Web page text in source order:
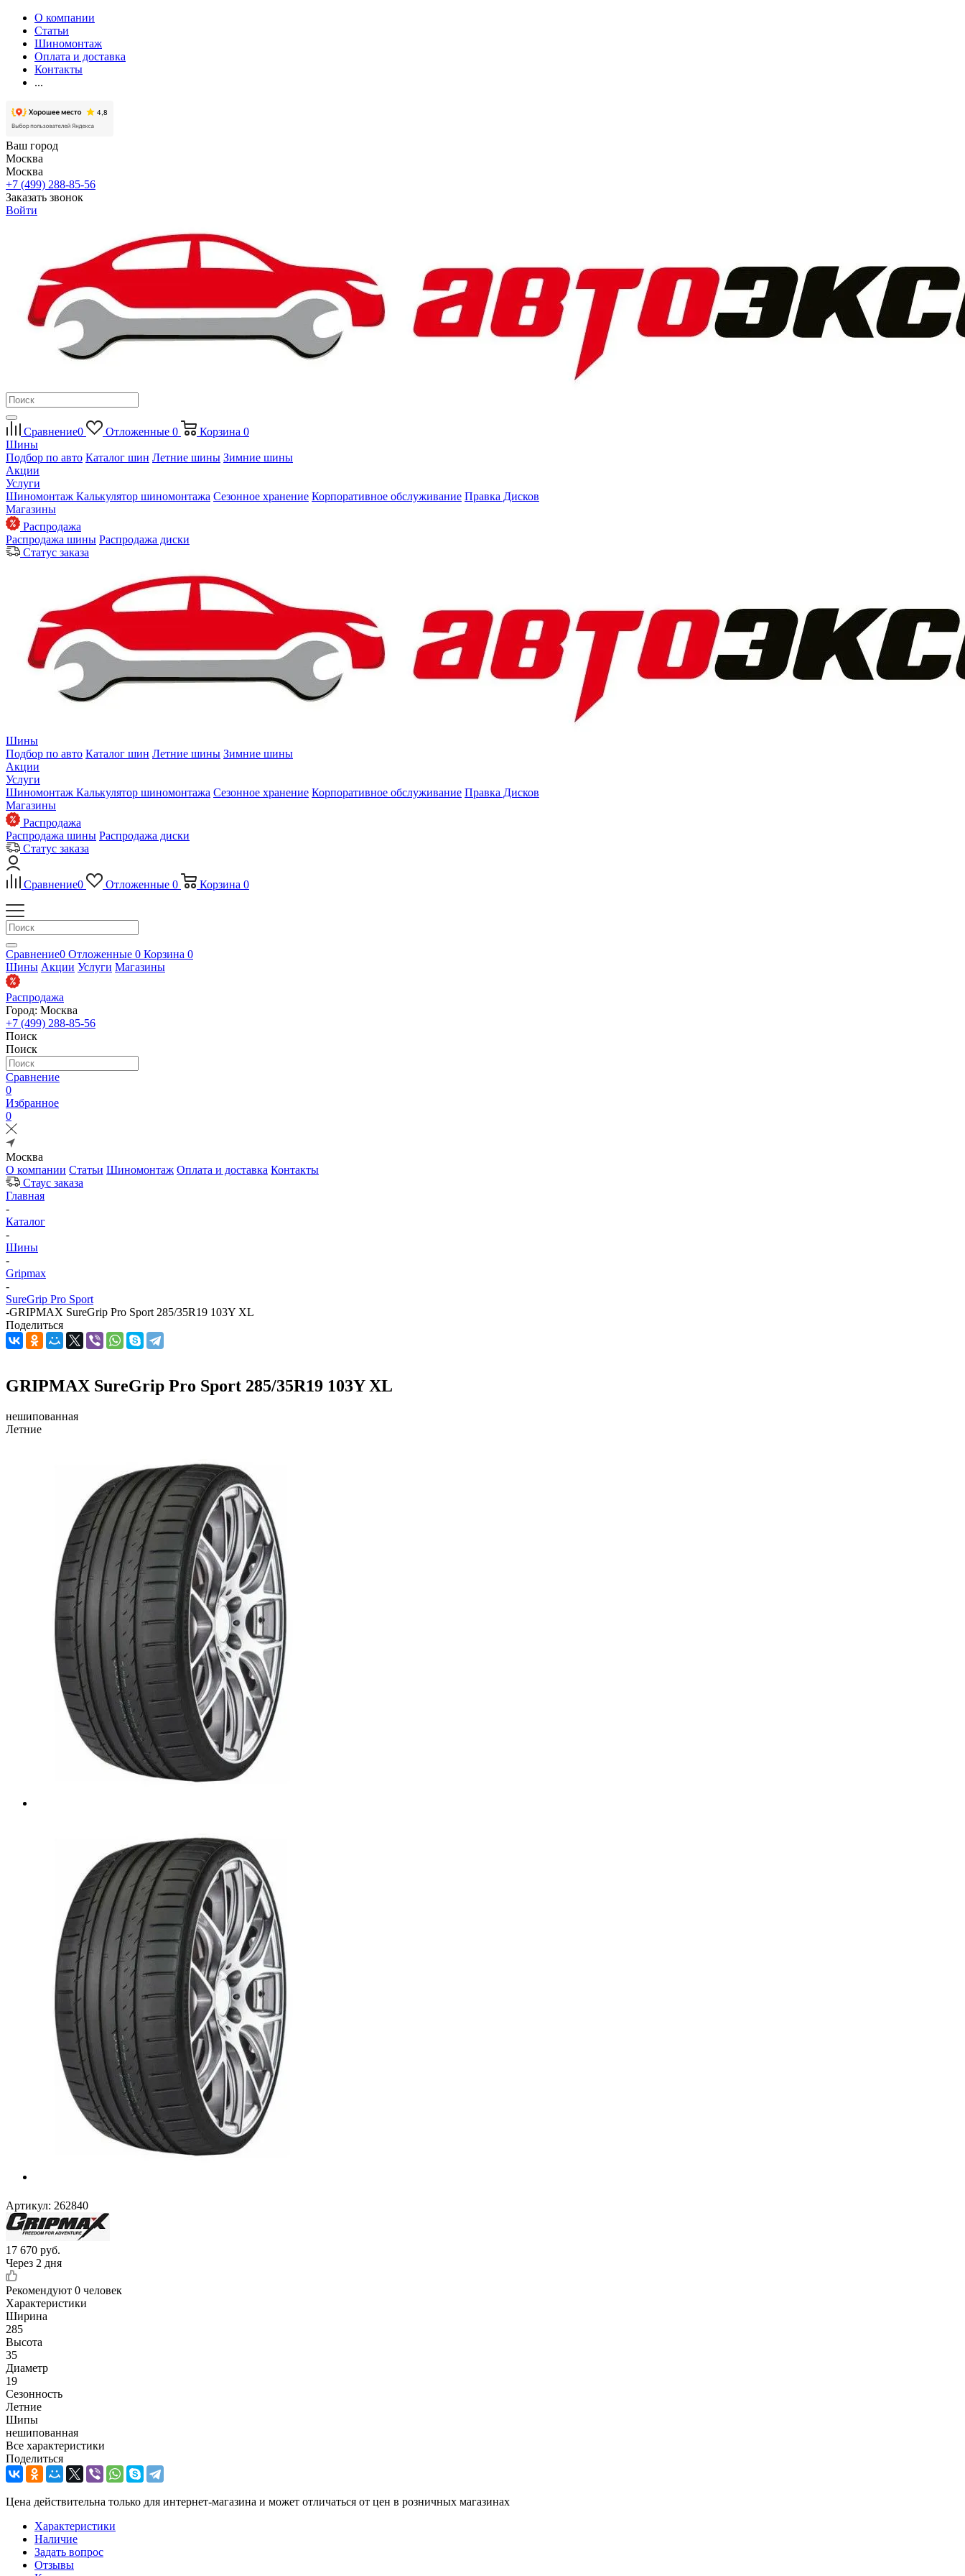
О компании
Статьи
Шиномонтаж
Оплата и доставка
Контакты
...
Ваш город
Москва
Москва
+7 (499) 288-85-56
Заказать звонок
Войти
Сравнение0 Отложенные 0 Корзина 0
Шины
Подбор по авто Каталог шин Летние шины Зимние шины
Акции
Услуги
Шиномонтаж Калькулятор шиномонтажа Сезонное хранение Корпоративное обслуживание Правка Дисков
Магазины
Распродажа
Распродажа шины Распродажа диски
Статус заказа
Шины
Подбор по авто Каталог шин Летние шины Зимние шины
Акции
Услуги
Шиномонтаж Калькулятор шиномонтажа Сезонное хранение Корпоративное обслуживание Правка Дисков
Магазины
Распродажа
Распродажа шины Распродажа диски
Статус заказа
Сравнение0 Отложенные 0 Корзина 0
Сравнение0 Отложенные 0 Корзина 0
Шины Акции Услуги Магазины
Распродажа
Город: Москва
+7 (499) 288-85-56
Поиск
Поиск
Сравнение
0
Избранное
0
Москва
О компании Статьи Шиномонтаж Оплата и доставка Контакты
Стаус заказа
Главная
-
Каталог
-
Шины
-
Gripmax
-
SureGrip Pro Sport
-GRIPMAX SureGrip Pro Sport 285/35R19 103Y XL
Поделиться
GRIPMAX SureGrip Pro Sport 285/35R19 103Y XL
нешипованная
Летние
Артикул: 262840
17 670 руб.
Через 2 дня
Рекомендуют 0 человек
Характеристики
Ширина
285
Высота
35
Диаметр
19
Сезонность
Летние
Шипы
нешипованная
Все характеристики
Поделиться
Цена действительна только для интернет-магазина и может отличаться от цен в розничных магазинах
Характеристики
Наличие
Задать вопрос
Отзывы